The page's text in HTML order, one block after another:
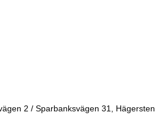
2 / Sparbanksvägen 31, Hägersten